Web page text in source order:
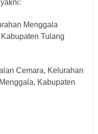
Menggala
Tulang
Cemara, Kelurahan
Kabupaten